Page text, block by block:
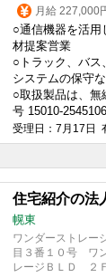
月給 227,000
○通信機器を活用
材提案営業
○トラック、バス
システムの保守
○取扱製品は、無
号 15010-
受理日：7月17日
住宅紹介の法
幌東
ワンダーストレー
目３番１０号 ワ
レージＢＬＤ ２Ｆ